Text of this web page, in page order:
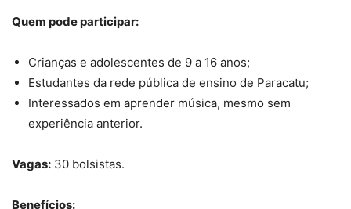
Quem pode participar:
Crianças e adolescentes de 9 a 16 anos;
Estudantes da rede pública de ensino de Paracatu;
Interessados em aprender música, mesmo sem
experiência anterior.
Vagas: 30 bolsistas.
Benefícios: